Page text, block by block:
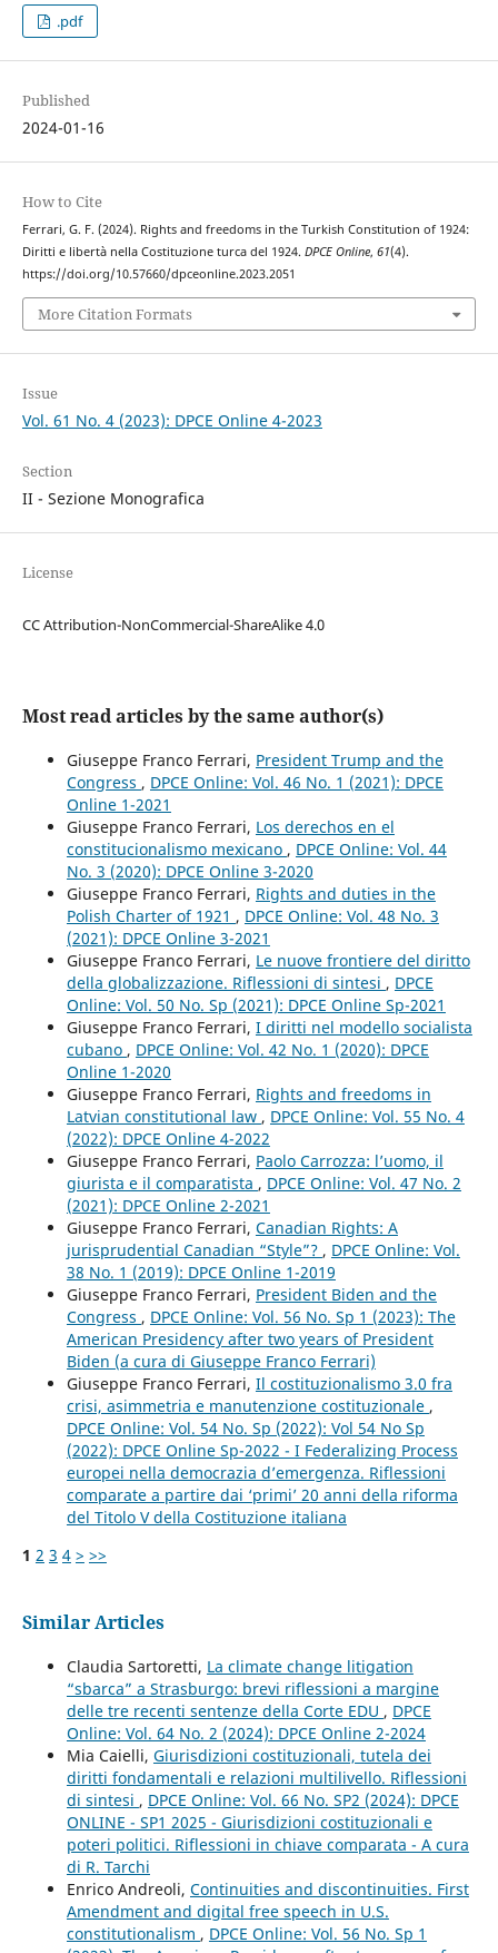
.pdf
Published
2024-01-16
How to Cite
Ferrari, G. F. (2024). Rights and freedoms in the Turkish Constitution of 1924:
Diritti e libertà nella Costituzione turca del 1924. DPCE Online, 61(4).
https://doi.org/10.57660/dpceonline.2023.2051
More Citation Formats
Issue
Vol. 61 No. 4 (2023): DPCE Online 4-2023
Section
II - Sezione Monografica
License
CC Attribution-NonCommercial-ShareAlike 4.0
Most read articles by the same author(s)
Giuseppe Franco Ferrari, President Trump and the
Congress , DPCE Online: Vol. 46 No. 1 (2021): DPCE
Online 1-2021
Giuseppe Franco Ferrari, Los derechos en el
constitucionalismo mexicano , DPCE Online: Vol. 44
No. 3 (2020): DPCE Online 3-2020
Giuseppe Franco Ferrari, Rights and duties in the
Polish Charter of 1921 , DPCE Online: Vol. 48 No. 3
(2021): DPCE Online 3-2021
Giuseppe Franco Ferrari, Le nuove frontiere del diritto
della globalizzazione. Riflessioni di sintesi , DPCE
Online: Vol. 50 No. Sp (2021): DPCE Online Sp-2021
Giuseppe Franco Ferrari, I diritti nel modello socialista
cubano , DPCE Online: Vol. 42 No. 1 (2020): DPCE
Online 1-2020
Giuseppe Franco Ferrari, Rights and freedoms in
Latvian constitutional law , DPCE Online: Vol. 55 No. 4
(2022): DPCE Online 4-2022
Giuseppe Franco Ferrari, Paolo Carrozza: l’uomo, il
giurista e il comparatista , DPCE Online: Vol. 47 No. 2
(2021): DPCE Online 2-2021
Giuseppe Franco Ferrari, Canadian Rights: A
jurisprudential Canadian “Style”? , DPCE Online: Vol.
38 No. 1 (2019): DPCE Online 1-2019
Giuseppe Franco Ferrari, President Biden and the
Congress , DPCE Online: Vol. 56 No. Sp 1 (2023): The
American Presidency after two years of President
Biden (a cura di Giuseppe Franco Ferrari)
Giuseppe Franco Ferrari, Il costituzionalismo 3.0 fra
crisi, asimmetria e manutenzione costituzionale ,
DPCE Online: Vol. 54 No. Sp (2022): Vol 54 No Sp
(2022): DPCE Online Sp-2022 - I Federalizing Process
europei nella democrazia d’emergenza. Riflessioni
comparate a partire dai ‘primi’ 20 anni della riforma
del Titolo V della Costituzione italiana
1 2 3 4 > >>
Similar Articles
Claudia Sartoretti, La climate change litigation
“sbarca” a Strasburgo: brevi riflessioni a margine
delle tre recenti sentenze della Corte EDU , DPCE
Online: Vol. 64 No. 2 (2024): DPCE Online 2-2024
Mia Caielli, Giurisdizioni costituzionali, tutela dei
diritti fondamentali e relazioni multilivello. Riflessioni
di sintesi , DPCE Online: Vol. 66 No. SP2 (2024): DPCE
ONLINE - SP1 2025 - Giurisdizioni costituzionali e
poteri politici. Riflessioni in chiave comparata - A cura
di R. Tarchi
Enrico Andreoli, Continuities and discontinuities. First
Amendment and digital free speech in U.S.
constitutionalism , DPCE Online: Vol. 56 No. Sp 1